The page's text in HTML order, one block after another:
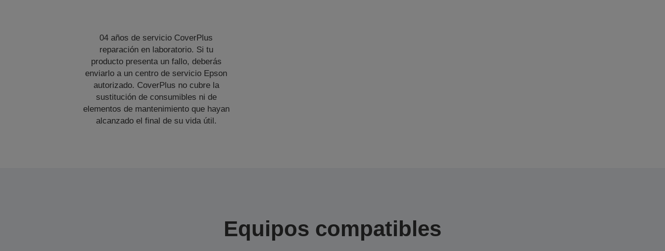
04 años de servicio CoverPlus
reparación en laboratorio. Si tu
producto presenta un fallo, deberás
enviarlo a un centro de servicio Epson
autorizado. CoverPlus no cubre la
sustitución de consumibles ni de
elementos de mantenimiento que hayan
alcanzado el final de su vida útil.
Equipos compatibles